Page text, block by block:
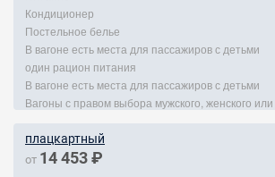
Кондиционер
Постельное белье
В вагоне есть места для пассажиров с детьми
один рацион питания
В вагоне есть места для пассажиров с детьми
Вагоны с правом выбора мужского, женского
плацкартный
от 14 453 ₽